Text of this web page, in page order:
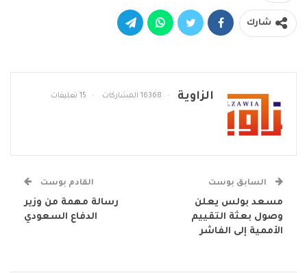
شارك
الزاوية 16368 المشاركات 15 تعليقات
السابق بوست
مسعد بولس يعلن
وصول بعثة التقييم
الأممية إلى الفاشر
القادم بوست
رسالة مهمة من وزير
الدفاع السعودي